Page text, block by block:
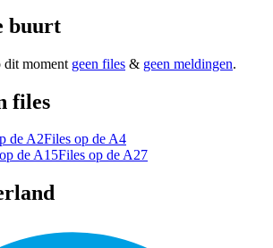
buurt
dit moment geen files & geen meldingen.
files
de A2Files op de A4
de A15Files op de A27